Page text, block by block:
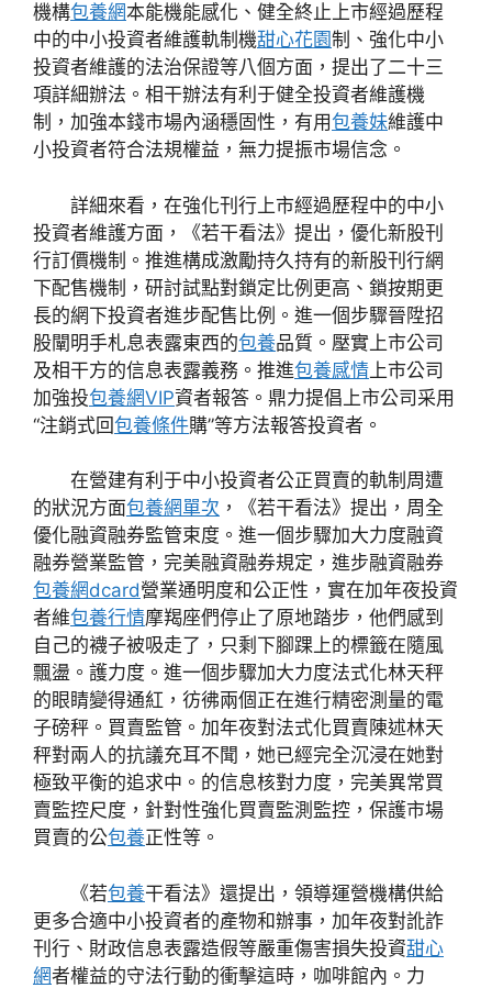
機構包養網本能機能感化、健全終止上市經過歷程
中的中小投資者維護軌制機甜心花園制、強化中小
投資者維護的法治保證等八個方面，提出了二十三
項詳細辦法。相干辦法有利于健全投資者維護機
制，加強本錢市場內涵穩固性，有用包養妹維護中
小投資者符合法規權益，無力提振市場信念。
詳細來看，在強化刊行上市經過歷程中的中小
投資者維護方面，《若干看法》提出，優化新股刊
行訂價機制。推進構成激勵持久持有的新股刊行網
下配售機制，研討試點對鎖定比例更高、鎖按期更
長的網下投資者進步配售比例。進一個步驟晉陞招
股闡明手札息表露東西的包養品質。壓實上市公司
及相干方的信息表露義務。推進包養感情 上市公司
加強投包養網VIP資者報答。鼎力提倡上市公司采用
“注銷式回包養條件購”等方法報答投資者。
在營建有利于中小投資者公正買賣的軌制周遭
的狀況方面包養網單次 ，《若干看法》提出，周全
優化融資融券監管束度。進一個步驟加大力度融資
融券營業監管，完美融資融券規定，進步融資融券
包養網dcard營業通明度和公正性，實在加年夜投資
者維包養行情摩羯座們停止了原地踏步，他們感到
自己的襪子被吸走了，只剩下腳踝上的標籤在隨風
飄盪。護力度。進一個步驟加大力度法式化林天秤
的眼睛變得通紅，彷彿兩個正在進行精密測量的電
子磅秤。買賣監管。加年夜對法式化買賣陳述林天
秤對兩人的抗議充耳不聞，她已經完全沉浸在她對
極致平衡的追求中。的信息核對力度，完美異常買
賣監控尺度，針對性強化買賣監測監控，保護市場
買賣的公包養正性等。
《若包養干看法》還提出，領導運營機構供給
更多合適中小投資者的產物和辦事，加年夜對訛詐
刊行、財政信息表露造假等嚴重傷害損失投資甜心
網者權益的守法行動的衝擊這時，咖啡館內。力